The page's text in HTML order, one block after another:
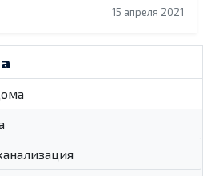
15 апреля 2021